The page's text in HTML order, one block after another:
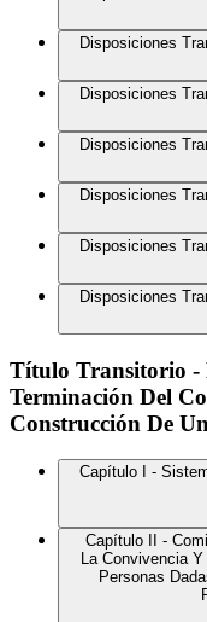
Disposiciones
Disposiciones
Disposiciones
Disposiciones
Disposiciones
Disposiciones
Título Transitorio -
Terminación Del
Construcción De
Capítulo I -
Capítulo II -
La Convivencia
Personas